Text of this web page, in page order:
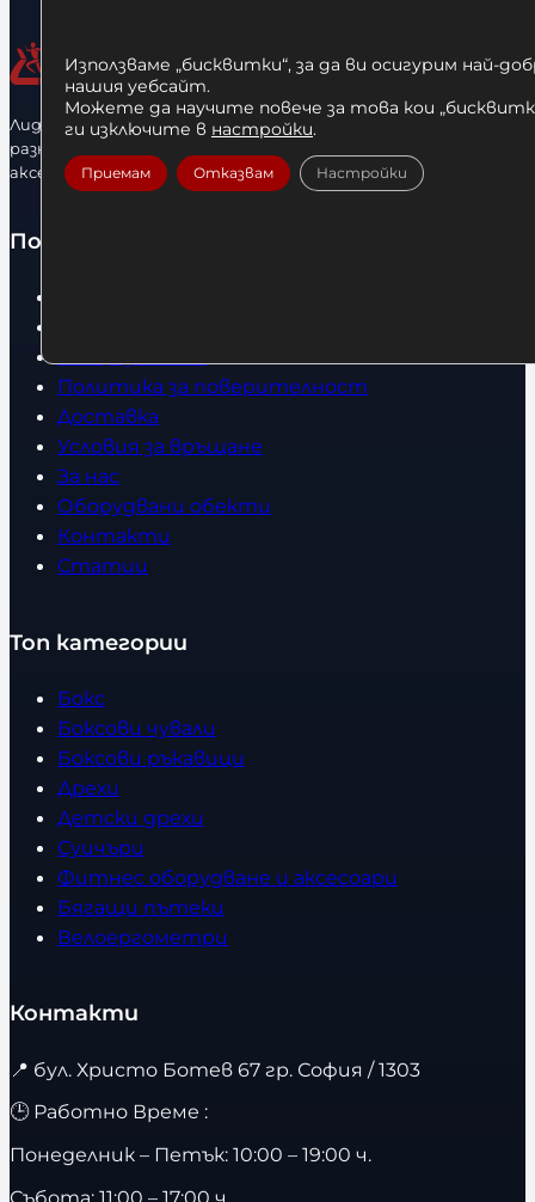
Лидерфитнес е водещ вносител и представител на голямо
разнообразие от бойна екипировка, фитнес уреди и
аксесоари.
Полезно
Политика за поверителност
Доставка
Условия за връщане
За нас
Оборудвани обекти
Контакти
Статии
Топ категории
Бокс
Боксови чували
Боксови ръкавици
Дрехи
Детски дрехи
Суичъри
Фитнес оборудване и аксесоари
Бягащи пътеки
Велоергометри
Контакти
📍 бул. Христо Ботев 67 гр. София / 1303
🕒 Работно Време :
Понеделник – Петък: 10:00 – 19:00 ч.
Събота: 11:00 – 17:00 ч.
Използваме „бисквитки“, за да ви осигурим най-
нашия уебсайт.
Можете да научите повече за това кои
ги изключите в настройки.
Приемам Отказвам Настройки